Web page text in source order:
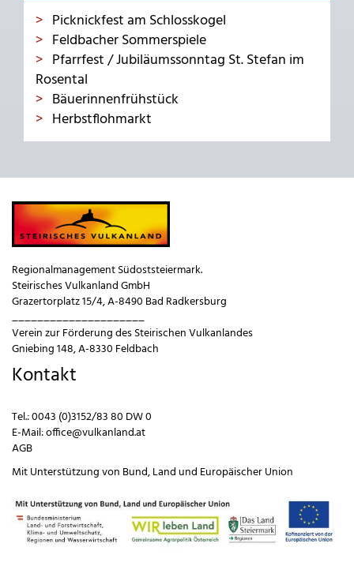
Picknickfest am Schlosskogel
Feldbacher Sommerspiele
Pfarrfest / Jubiläumssonntag St. Stefan im
Rosental
Bäuerinnenfrühstück
Herbstflohmarkt
Regionalmanagement Südoststeiermark.
Steirisches Vulkanland GmbH
Grazertorplatz 15/4, A-8490 Bad Radkersburg
_____________________
Verein zur Förderung des Steirischen Vulkanlandes
Gniebing 148, A-8330 Feldbach
Kontakt
Tel.:0043 (0)3152/83 80 DW 0
E-Mail:office@vulkanland.at
AGB
Mit Unterstützung von Bund,Land und Europäischer Union